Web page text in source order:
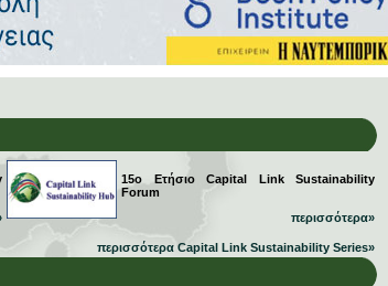
15ο Ετήσιο Capital Link Sustainability
Forum
περισσότερα»
περισσότερα Capital Link Sustainability Series»